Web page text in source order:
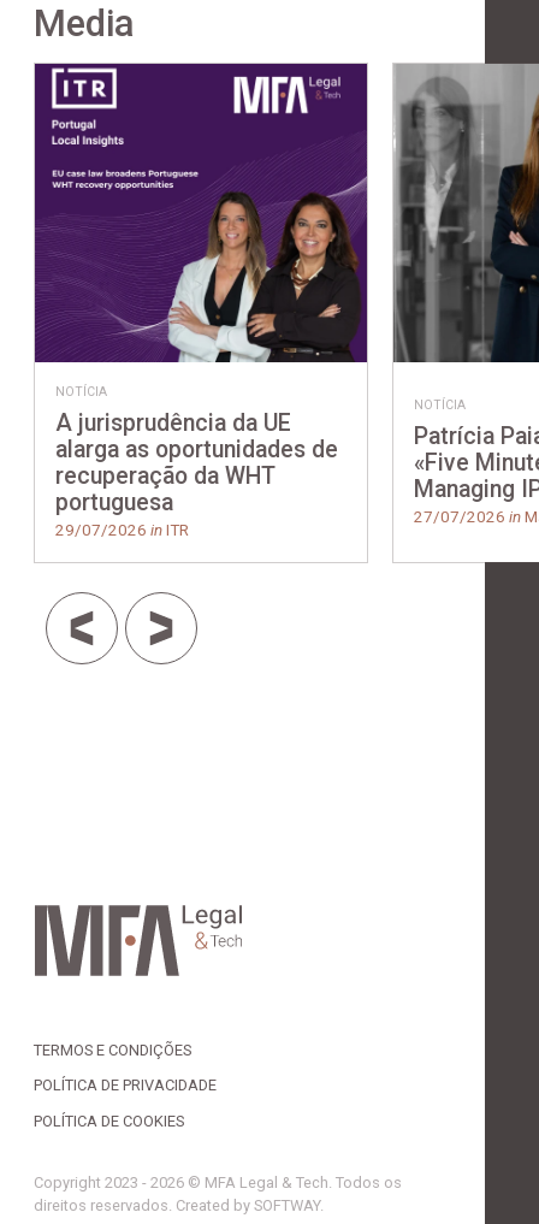
Media
NOTÍCIA
A jurisprudência da UE
alarga as oportunidades de
recuperação da WHT
portuguesa
29/07/2026 inITR
NOTÍCIA
Patrícia
«Five
Managing
27/07/2026 in
TERMOS E CONDIÇÕES
POLÍTICA DE PRIVACIDADE
POLÍTICA DE COOKIES
Copyright 2023 - 2026 © MFA Legal & Tech. Todos os
direitos reservados. Created bySOFTWAY.